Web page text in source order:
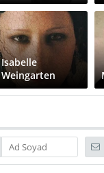
Isabelle
Weingarten
Rebecca Pauly